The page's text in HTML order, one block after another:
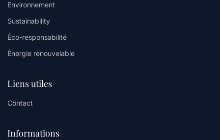
Environnement
Sustainability
Éco-responsabilité
Énergie renouvelable
Liens utiles
Contact
Informations